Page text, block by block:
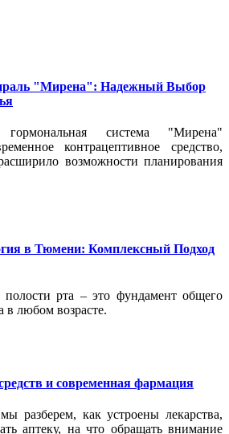
"Мирена": Надежный Выбор
гормональная система "Мирена"
контрацептивное средство,
возможности планирования
в Тюмени: Комплексный Подход
полости рта – это фундамент общего
в любом возрасте.
и современная фармация
разберем, как устроены лекарства,
аптеку, на что обращать внимание